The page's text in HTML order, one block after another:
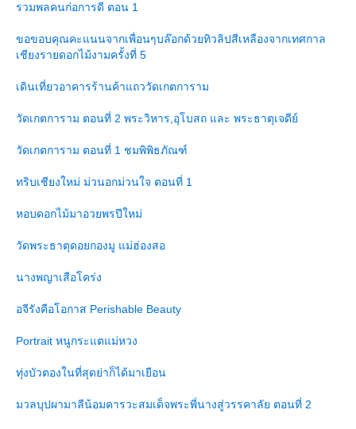
รวมพลคนก่อการดี ตอน 1
ขอขอบคุณคะแนนจากเพื่อนๆบล๊อกด้วยทิวลิปสีเหลืองจากเทศกาล
เชียงรายดอกไม้งามครั้งที่ 5
เดินเที่ยวอาคารร้านค้าแถววัดเกตการาม
วัดเกตการาม ตอนที่ 2 พระวิหาร,อุโบสถ และ พระธาตุเจดีย์
วัดเกตการาม ตอนที่ 1 ชมพิพิธภัณฑ์
ทริบเชียงใหม่ ม่วนอกม่วนใจ ตอนที่ 1
หอบดอกไม้มาอวยพรปีใหม่
วัดพระธาตุดอยกองมู แม่ฮ่องสอ
นางพญาเสือโคร่ง
อจีรังคือโอกาส Perishable Beauty
Portrait หนูกระแตแม่หวง
ทุ่งบัวตองในที่สุดย่าก็ได้มาเยือน
มวลบุปผามาลีน้อมคารวะสมเด็จพระพี่นางสู่วรรคาลัย ตอนที่ 2